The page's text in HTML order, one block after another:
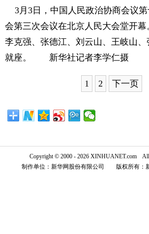
3月3日，中国人民政治协商会议第
会第三次会议在北京人民大会堂开幕
李克强、张德江、刘云山、王岐山、
就座。 新华社记者李学仁摄
1 2 下一页
Copyright © 2000 - 2026 XINHUANET.com All
制作单位：新华网股份有限公司 版权所有：